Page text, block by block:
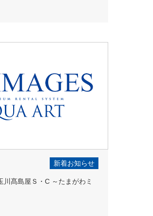
新着お知らせ
川髙島屋Ｓ・C ～たまがわミ